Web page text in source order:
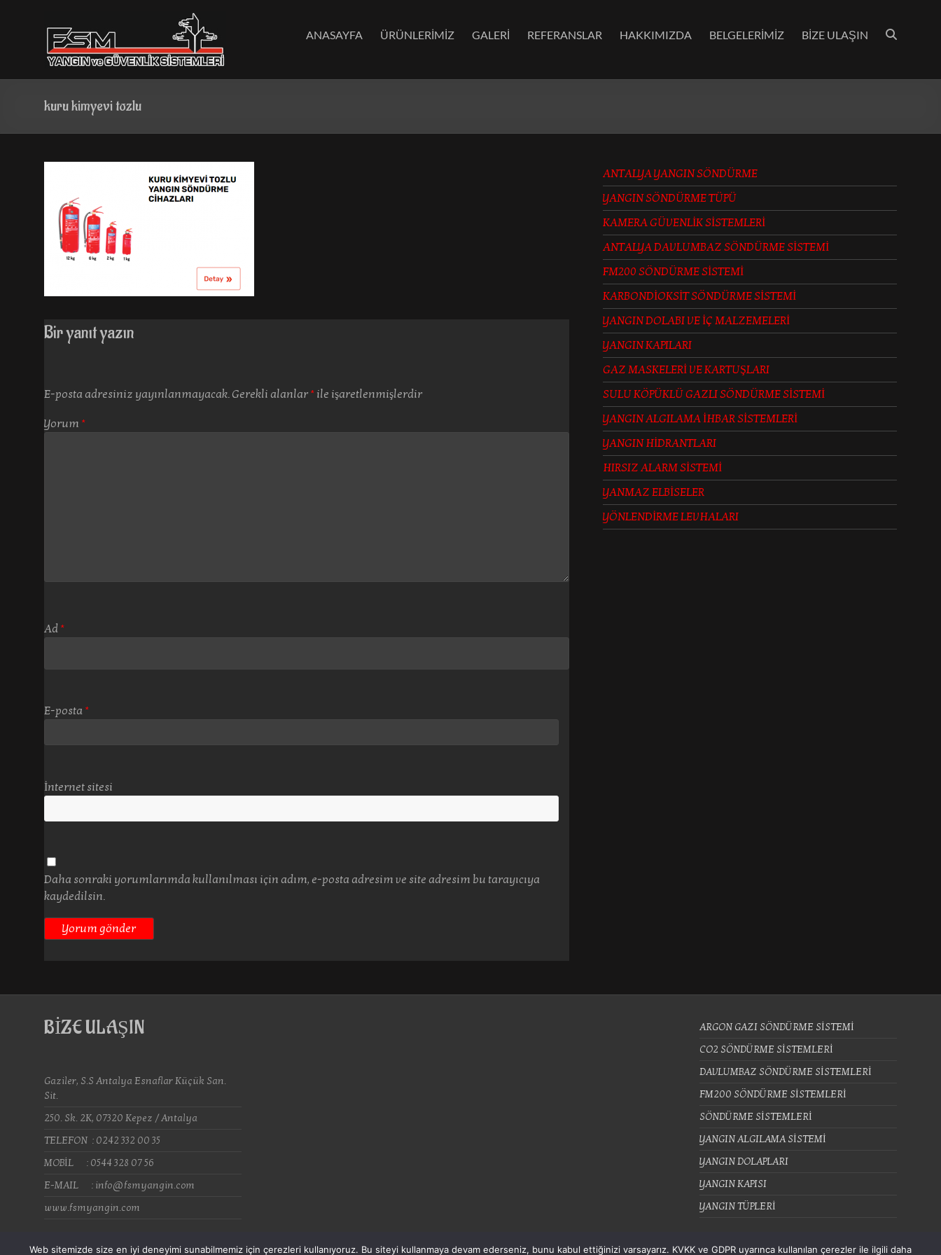
ANASAYFA ÜRÜNLERİMİZ GALERİ REFERANSLAR HAKKIMIZDA BELGELERİMİZ BİZE ULAŞIN
kuru kimyevi tozlu
Bir yanıt yazın
E-posta adresiniz yayınlanmayacak. Gerekli alanlar * ile işaretlenmişlerdir
Yorum *
Ad *
E-posta *
İnternet sitesi
Daha sonraki yorumlarımda kullanılması için adım, e-posta adresim ve site adresim bu tarayıcıya
kaydedilsin.
ANTALYA YANGIN SÖNDÜRME
YANGIN SÖNDÜRME TÜPÜ
KAMERA GÜVENLİK SİSTEMLERİ
ANTALYA DAVLUMBAZ SÖNDÜRME SİSTEMİ
FM200 SÖNDÜRME SİSTEMİ
KARBONDİOKSİT SÖNDÜRME SİSTEMİ
YANGIN DOLABI VE İÇ MALZEMELERİ
YANGIN KAPILARI
GAZ MASKELERİ VE KARTUŞLARI
SULU KÖPÜKLÜ GAZLI SÖNDÜRME SİSTEMİ
YANGIN ALGILAMA İHBAR SİSTEMLERİ
YANGIN HİDRANTLARI
HIRSIZ ALARM SİSTEMİ
YANMAZ ELBİSELER
YÖNLENDİRME LEVHALARI
BİZE ULAŞIN
Gaziler, S.S Antalya Esnaflar Küçük San.
Sit.
250. Sk. 2K, 07320 Kepez / Antalya
TELEFON : 0242 332 00 35
MOBİL : 0544 328 07 56
E-MAIL : info@fsmyangin.com
www.fsmyangin.com
ARGON GAZI SÖNDÜRME SİSTEMİ
CO2 SÖNDÜRME SİSTEMLERİ
DAVLUMBAZ SÖNDÜRME SİSTEMLERİ
FM200 SÖNDÜRME SİSTEMLERİ
SÖNDÜRME SİSTEMLERİ
YANGIN ALGILAMA SİSTEMİ
YANGIN DOLAPLARI
YANGIN KAPISI
YANGIN TÜPLERİ
Web sitemizde size en iyi deneyimi sunabilmemiz için çerezleri kullanıyoruz. Bu siteyi kullanmaya devam ederseniz, bunu kabul ettiğinizi varsayarız. KVKK ve GDPR uyarınca kullanılan çerezler ile ilgili daha